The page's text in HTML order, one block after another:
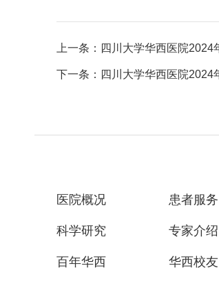
上一条：四川大学华西医院
下一条：四川大学华西医院2024
医院概况 患者服务
科学研究 专家介绍
百年华西 华西校友